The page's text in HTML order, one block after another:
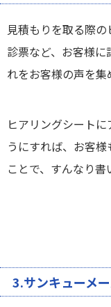
見積もりを取る際
診票など、お客様
れをお客様の声を集
ヒアリングシート
うにすれば、お客
ことで、すんなり書
3.サンキューメ